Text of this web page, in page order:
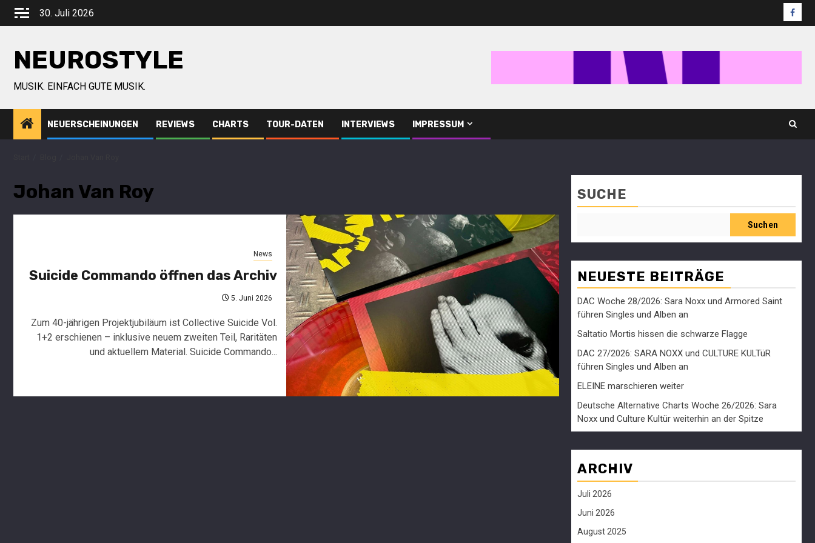
30. Juli 2026
NEUROSTYLE
MUSIK. EINFACH GUTE MUSIK.
NEUERSCHEINUNGEN REVIEWS CHARTS TOUR-DATEN INTERVIEWS IMPRESSUM
Johan Van Roy
News
Suicide Commando öffnen das Archiv
5. Juni 2026
Zum 40-jährigen Projektjubiläum ist Collective Suicide Vol.
1+2 erschienen – inklusive neuem zweiten Teil, Raritäten
und aktuellem Material. Suicide Commando...
SUCHE
Suchen
NEUESTE BEITRÄGE
DAC Woche 28/2026: Sara Noxx und Armored Saint
führen Singles und Alben an
Saltatio Mortis hissen die schwarze Flagge
DAC 27/2026: SARA NOXX und CULTURE KULTüR
führen Singles und Alben an
ELEINE marschieren weiter
Deutsche Alternative Charts Woche 26/2026: Sara
Noxx und Culture Kultür weiterhin an der Spitze
ARCHIV
Juli 2026
Juni 2026
August 2025